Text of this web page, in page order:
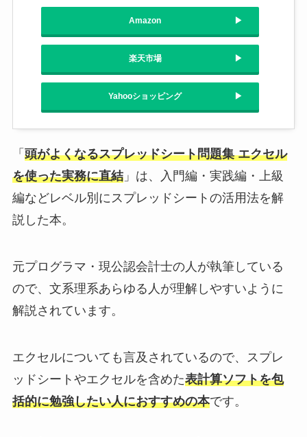
Amazon
楽天市場
Yahooショッピング
「 頭がよくなるスプレッドシート問題集 エクセル
を使った実務に直結」は、入門編・実践編・上級
編などレベル別にスプレッドシートの活用法を解
説した本。
元プログラマ・現公認会計士の人が執筆している
ので、文系理系あらゆる人が理解しやすいように
解説されています。
エクセルについても言及されているので、スプレ
ッドシートやエクセルを含めた表計算ソフトを包
括的に勉強したい人におすすめの本です。